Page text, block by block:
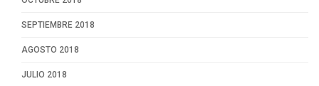
SEPTIEMBRE 2018
AGOSTO 2018
JULIO 2018